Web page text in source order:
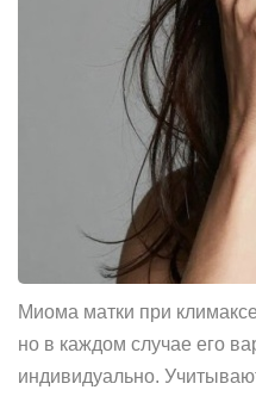
Миома матки при
но в каждом случае его
индивидуально.